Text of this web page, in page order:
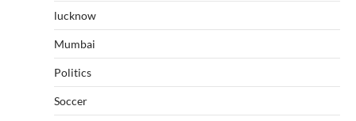
lucknow
Mumbai
Politics
Soccer